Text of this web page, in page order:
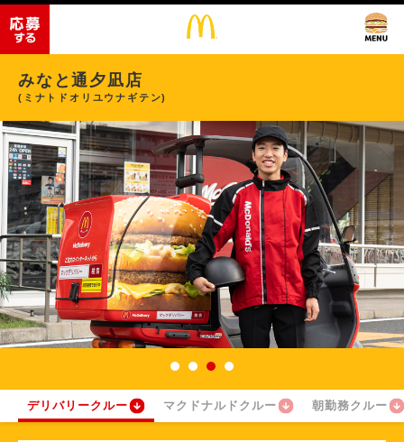
みなと通夕凪店
(ミナトドオリユウナギテン)
デリバリークルー マクドナルドクルー 朝勤務クルー